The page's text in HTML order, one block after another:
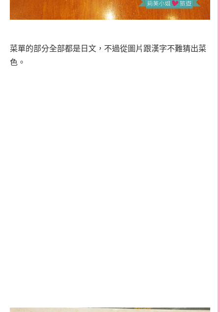
菜單的部分全部都是日文，不過從圖片跟漢字不難猜出菜
色。